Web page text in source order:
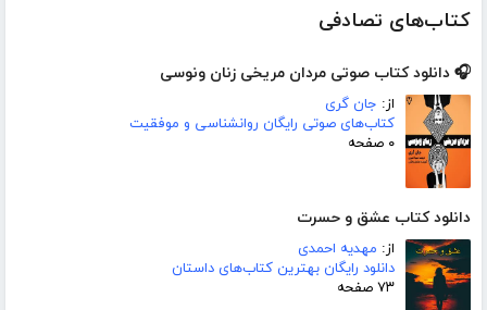
کتاب‌های تصادفی
🎧 دانلود کتاب صوتی مردان مریخی زنان ونوسی
از: جان گری
کتاب‌های صوتی رایگان روانشناسی و موفقیت
۰ صفحه
دانلود کتاب عشق و حسرت
از: مهدیه احمدی
دانلود رایگان بهترین کتاب‌های داستان
۷۳ صفحه